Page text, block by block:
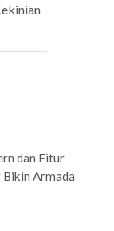
dan Fitur
Armada